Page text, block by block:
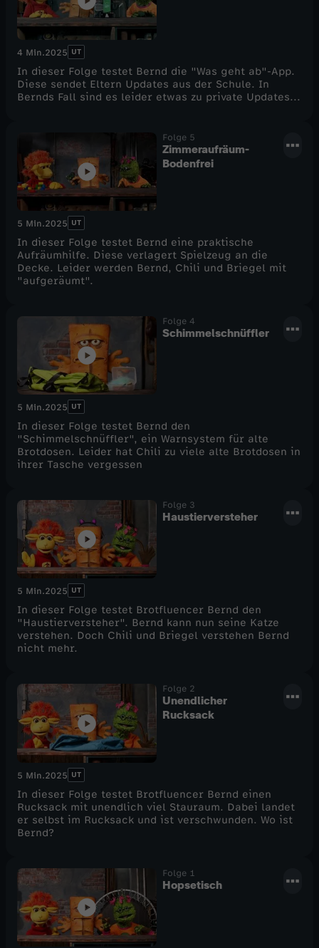
4 Min.2025 UT
In dieser Folge testet Bernd die "Was geht ab"-App.
Diese sendet Eltern Updates aus der Schule. In
Bernds Fall sind es leider etwas zu private Updates...
Folge 5
Zimmeraufräum-
Bodenfrei
5 Min.2025 UT
In dieser Folge testet Bernd eine praktische
Aufräumhilfe. Diese verlagert Spielzeug an die
Decke. Leider werden Bernd, Chili und Briegel mit
"aufgeräumt".
Folge 4
Schimmelschnüffler
5 Min.2025 UT
In dieser Folge testet Bernd den
"Schimmelschnüffler", ein Warnsystem für alte
Brotdosen. Leider hat Chili zu viele alte Brotdosen in
ihrer Tasche vergessen
Folge 3
Haustierversteher
5 Min.2025 UT
In dieser Folge testet Brotfluencer Bernd den
"Haustierversteher". Bernd kann nun seine Katze
verstehen. Doch Chili und Briegel verstehen Bernd
nicht mehr.
Folge 2
Unendlicher
Rucksack
5 Min.2025 UT
In dieser Folge testet Brotfluencer Bernd einen
Rucksack mit unendlich viel Stauraum. Dabei landet
er selbst im Rucksack und ist verschwunden. Wo ist
Bernd?
Folge 1
Hopsetisch